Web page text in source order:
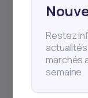
Restez
marchés
semaine.